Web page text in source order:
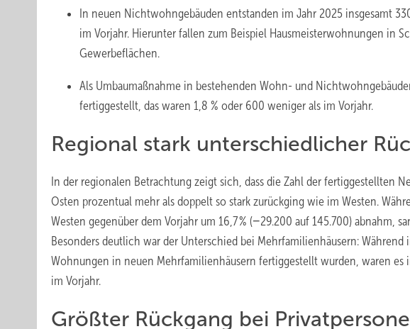
In neuen Nichtwohngebäuden entstanden im Jahr 2025 insgesamt
im Vorjahr. Hierunter fallen zum Beispiel Hausmeisterwohnungen in
Gewerbeflächen.
Als Umbaumaßnahme in bestehenden Wohn- und
fertiggestellt, das waren 1,8 % oder 600 weniger als im Vorjahr.
Regional stark unterschiedlicher
In der regionalen Betrachtung zeigt sich, dass die Zahl der fertiggestellten
Osten prozentual mehr als doppelt so stark zurückging wie im Westen.
Westen gegenüber dem Vorjahr um 16,7 % (−29.200 auf 145.700) abnahm,
Besonders deutlich war der Unterschied bei Mehrfamilienhäusern:
Wohnungen in neuen Mehrfamilienhäusern fertiggestellt wurden, waren es
im Vorjahr.
Größter Rückgang bei